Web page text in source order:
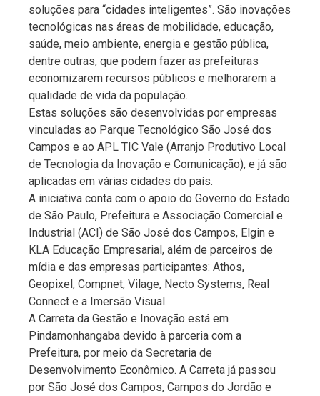
soluções para “cidades inteligentes”. São inovações
tecnológicas nas áreas de mobilidade, educação,
saúde, meio ambiente, energia e gestão pública,
dentre outras, que podem fazer as prefeituras
economizarem recursos públicos e melhorarem a
qualidade de vida da população.
Estas soluções são desenvolvidas por empresas
vinculadas ao Parque Tecnológico São José dos
Campos e ao APL TIC Vale (Arranjo Produtivo Local
de Tecnologia da Inovação e Comunicação), e já são
aplicadas em várias cidades do país.
A iniciativa conta com o apoio do Governo do Estado
de São Paulo, Prefeitura e Associação Comercial e
Industrial (ACI) de São José dos Campos, Elgin e
KLA Educação Empresarial, além de parceiros de
mídia e das empresas participantes: Athos,
Geopixel, Compnet, Vilage, Necto Systems, Real
Connect e a Imersão Visual.
A Carreta da Gestão e Inovação está em
Pindamonhangaba devido à parceria com a
Prefeitura, por meio da Secretaria de
Desenvolvimento Econômico. A Carreta já passou
por São José dos Campos, Campos do Jordão e